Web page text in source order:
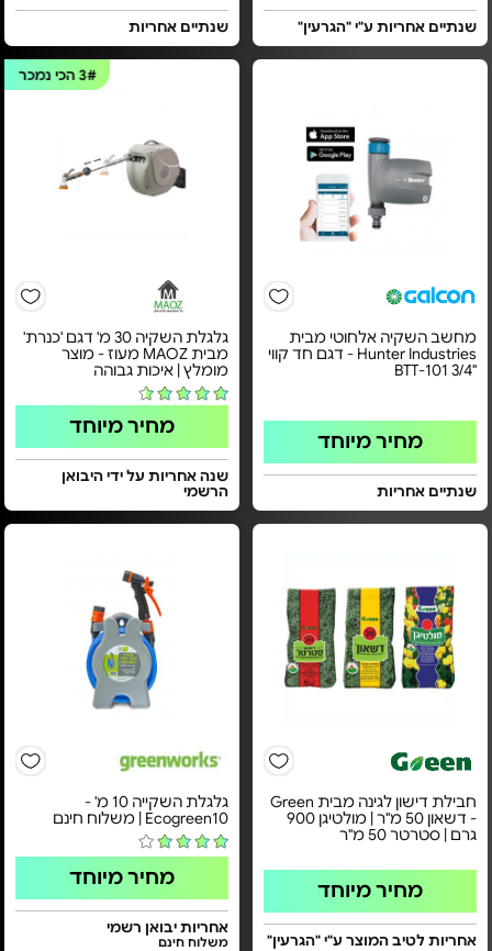
שנתיים אחריות ע"י "הגרעין" שנתיים אחריות
מחשב השקיה אלחוטי מבית
Hunter Industries - דגם חד קווי
"3/4 BTT-101
מחיר מיוחד
שנתיים אחריות
3# הכי נמכר
גלגלת השקיה 30 מ' דגם 'כנרת'
מבית MAOZ מעוז - מוצר
מומלץ | איכות גבוהה
מחיר מיוחד
שנה אחריות על ידי היבואן
הרשמי
חבילת דישון לגינה מבית Green
- דשאון 50 מ"ר | מולטיגן 900
גרם | סטרטר 50 מ"ר
מחיר מיוחד
אחריות לטיב המוצר ע"י "הגרעין"
גלגלת השקייה 10 מ' -
Ecogreen10 | משלוח חינם
מחיר מיוחד
אחריות יבואן רשמי
משלוח חינם